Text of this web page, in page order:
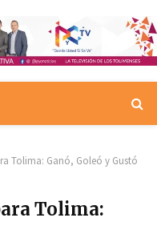
Tolima: Ganó, Goleó y Gustó
Tolima: